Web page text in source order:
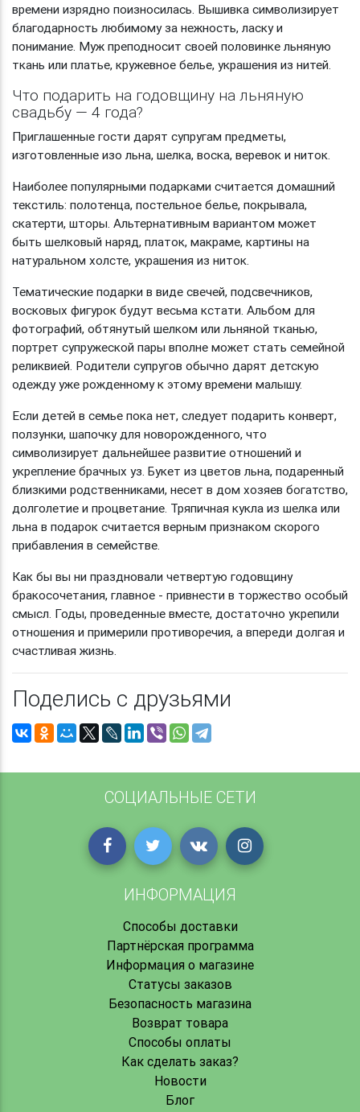
времени изрядно поизносилась. Вышивка символизирует
благодарность любимому за нежность, ласку и
понимание. Муж преподносит своей половинке льняную
ткань или платье, кружевное белье, украшения из нитей.
Что подарить на годовщину на льняную
свадьбу — 4 года?
Приглашенные гости дарят супругам предметы,
изготовленные изо льна, шелка, воска, веревок и ниток.
Наиболее популярными подарками считается домашний
текстиль: полотенца, постельное белье, покрывала,
скатерти, шторы. Альтернативным вариантом может
быть шелковый наряд, платок, макраме, картины на
натуральном холсте, украшения из ниток.
Тематические подарки в виде свечей, подсвечников,
восковых фигурок будут весьма кстати. Альбом для
фотографий, обтянутый шелком или льняной тканью,
портрет супружеской пары вполне может стать семейной
реликвией. Родители супругов обычно дарят детскую
одежду уже рожденному к этому времени малышу.
Если детей в семье пока нет, следует подарить конверт,
ползунки, шапочку для новорожденного, что
символизирует дальнейшее развитие отношений и
укрепление брачных уз. Букет из цветов льна, подаренный
близкими родственниками, несет в дом хозяев богатство,
долголетие и процветание. Тряпичная кукла из шелка или
льна в подарок считается верным признаком скорого
прибавления в семействе.
Как бы вы ни праздновали четвертую годовщину
бракосочетания, главное - привнести в торжество особый
смысл. Годы, проведенные вместе, достаточно укрепили
отношения и примерили противоречия, а впереди долгая и
счастливая жизнь.
Поделись с друзьями
СОЦИАЛЬНЫЕ СЕТИ
ИНФОРМАЦИЯ
Способы доставки
Партнёрская программа
Информация о магазине
Статусы заказов
Безопасность магазина
Возврат товара
Способы оплаты
Как сделать заказ?
Новости
Блог